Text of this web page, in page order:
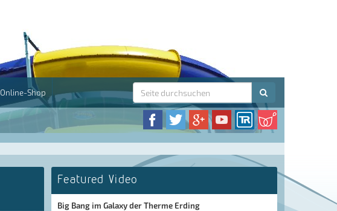
Online-Shop
Featured Video
Big Bang im Galaxy der Therme Erding